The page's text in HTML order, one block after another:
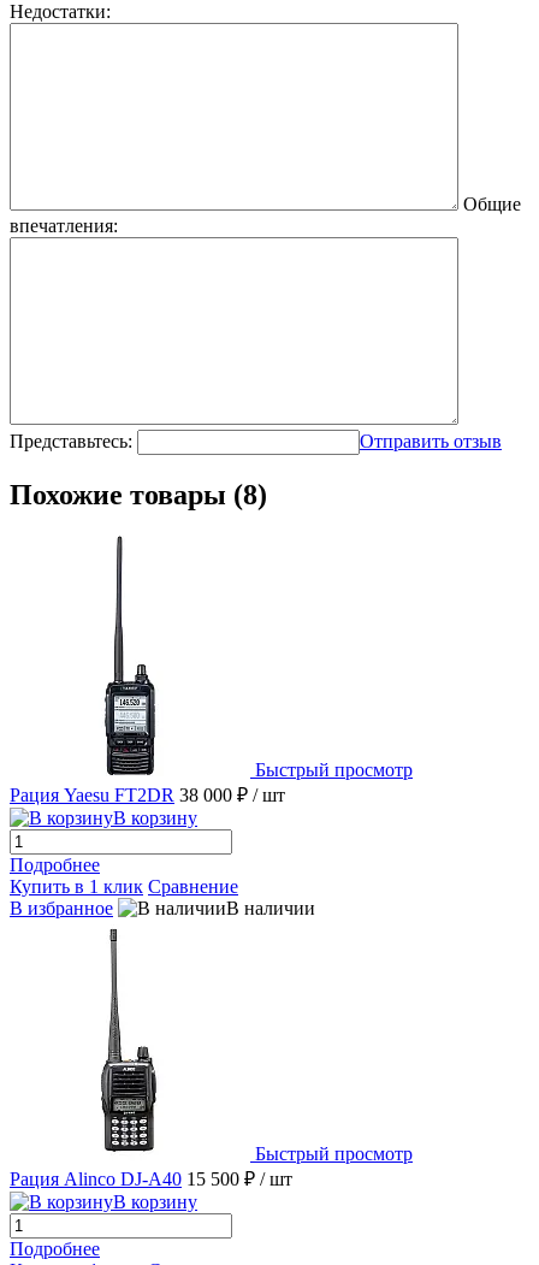
Недостатки:
Общие
впечатления:
Представьтесь: Отправить отзыв
Похожие товары (8)
Быстрый просмотр
Рация Yaesu FT2DR 38 000 ₽ / шт
В корзину
Подробнее
Купить в 1 клик Сравнение
В избранное
В наличии
Быстрый просмотр
Рация Alinco DJ-A40 15 500 ₽ / шт
В корзину
Подробнее